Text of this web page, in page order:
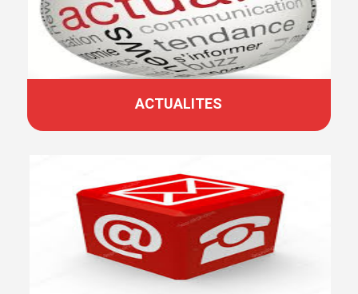
ACTUALITES